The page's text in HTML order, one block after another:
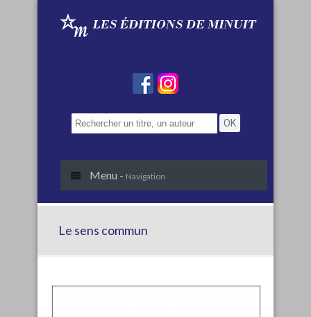
Menu - Navigation
Le sens commun